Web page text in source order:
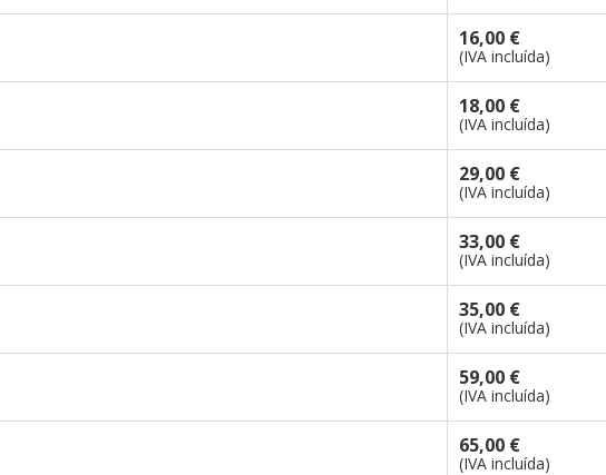
16,00 €
(IVA incluída)
18,00 €
(IVA incluída)
29,00 €
(IVA incluída)
33,00 €
(IVA incluída)
35,00 €
(IVA incluída)
59,00 €
(IVA incluída)
65,00 €
(IVA incluída)